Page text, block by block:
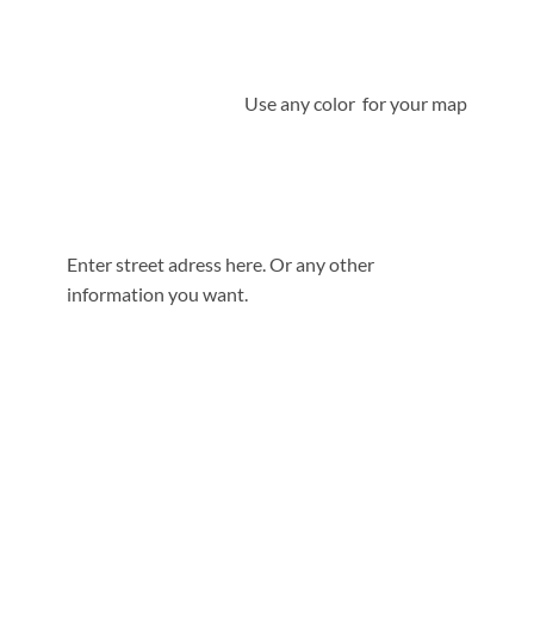
Use any color for your map
Enter street adress here. Or any other
information you want.